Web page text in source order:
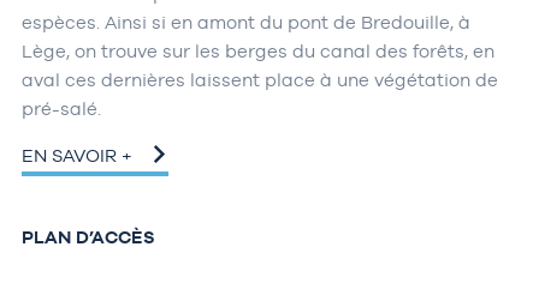
espèces. Ainsi si en amont du pont de Bredouille, à
Lège, on trouve sur les berges du canal des forêts, en
aval ces dernières laissent place à une végétation de
pré-salé.
EN SAVOIR +
PLAN D’ACCÈS